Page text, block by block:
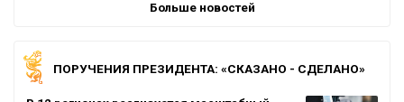
Больше новостей
ПОРУЧЕНИЯ ПРЕЗИДЕНТА: «СКАЗАНО - СДЕЛАНО»